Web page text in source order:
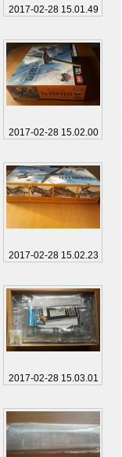
2017-02-28 15.01.49
2017-02-28 15.02.00
2017-02-28 15.02.23
2017-02-28 15.03.01